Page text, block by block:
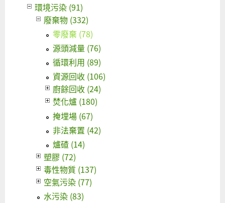
環境污染 (91)
廢棄物 (332)
零廢棄 (78)
源頭減量 (76)
循環利用 (89)
資源回收 (106)
廚餘回收 (24)
焚化爐 (180)
掩埋場 (67)
非法棄置 (42)
爐碴 (14)
塑膠 (72)
毒性物質 (137)
空氣污染 (77)
水污染 (83)